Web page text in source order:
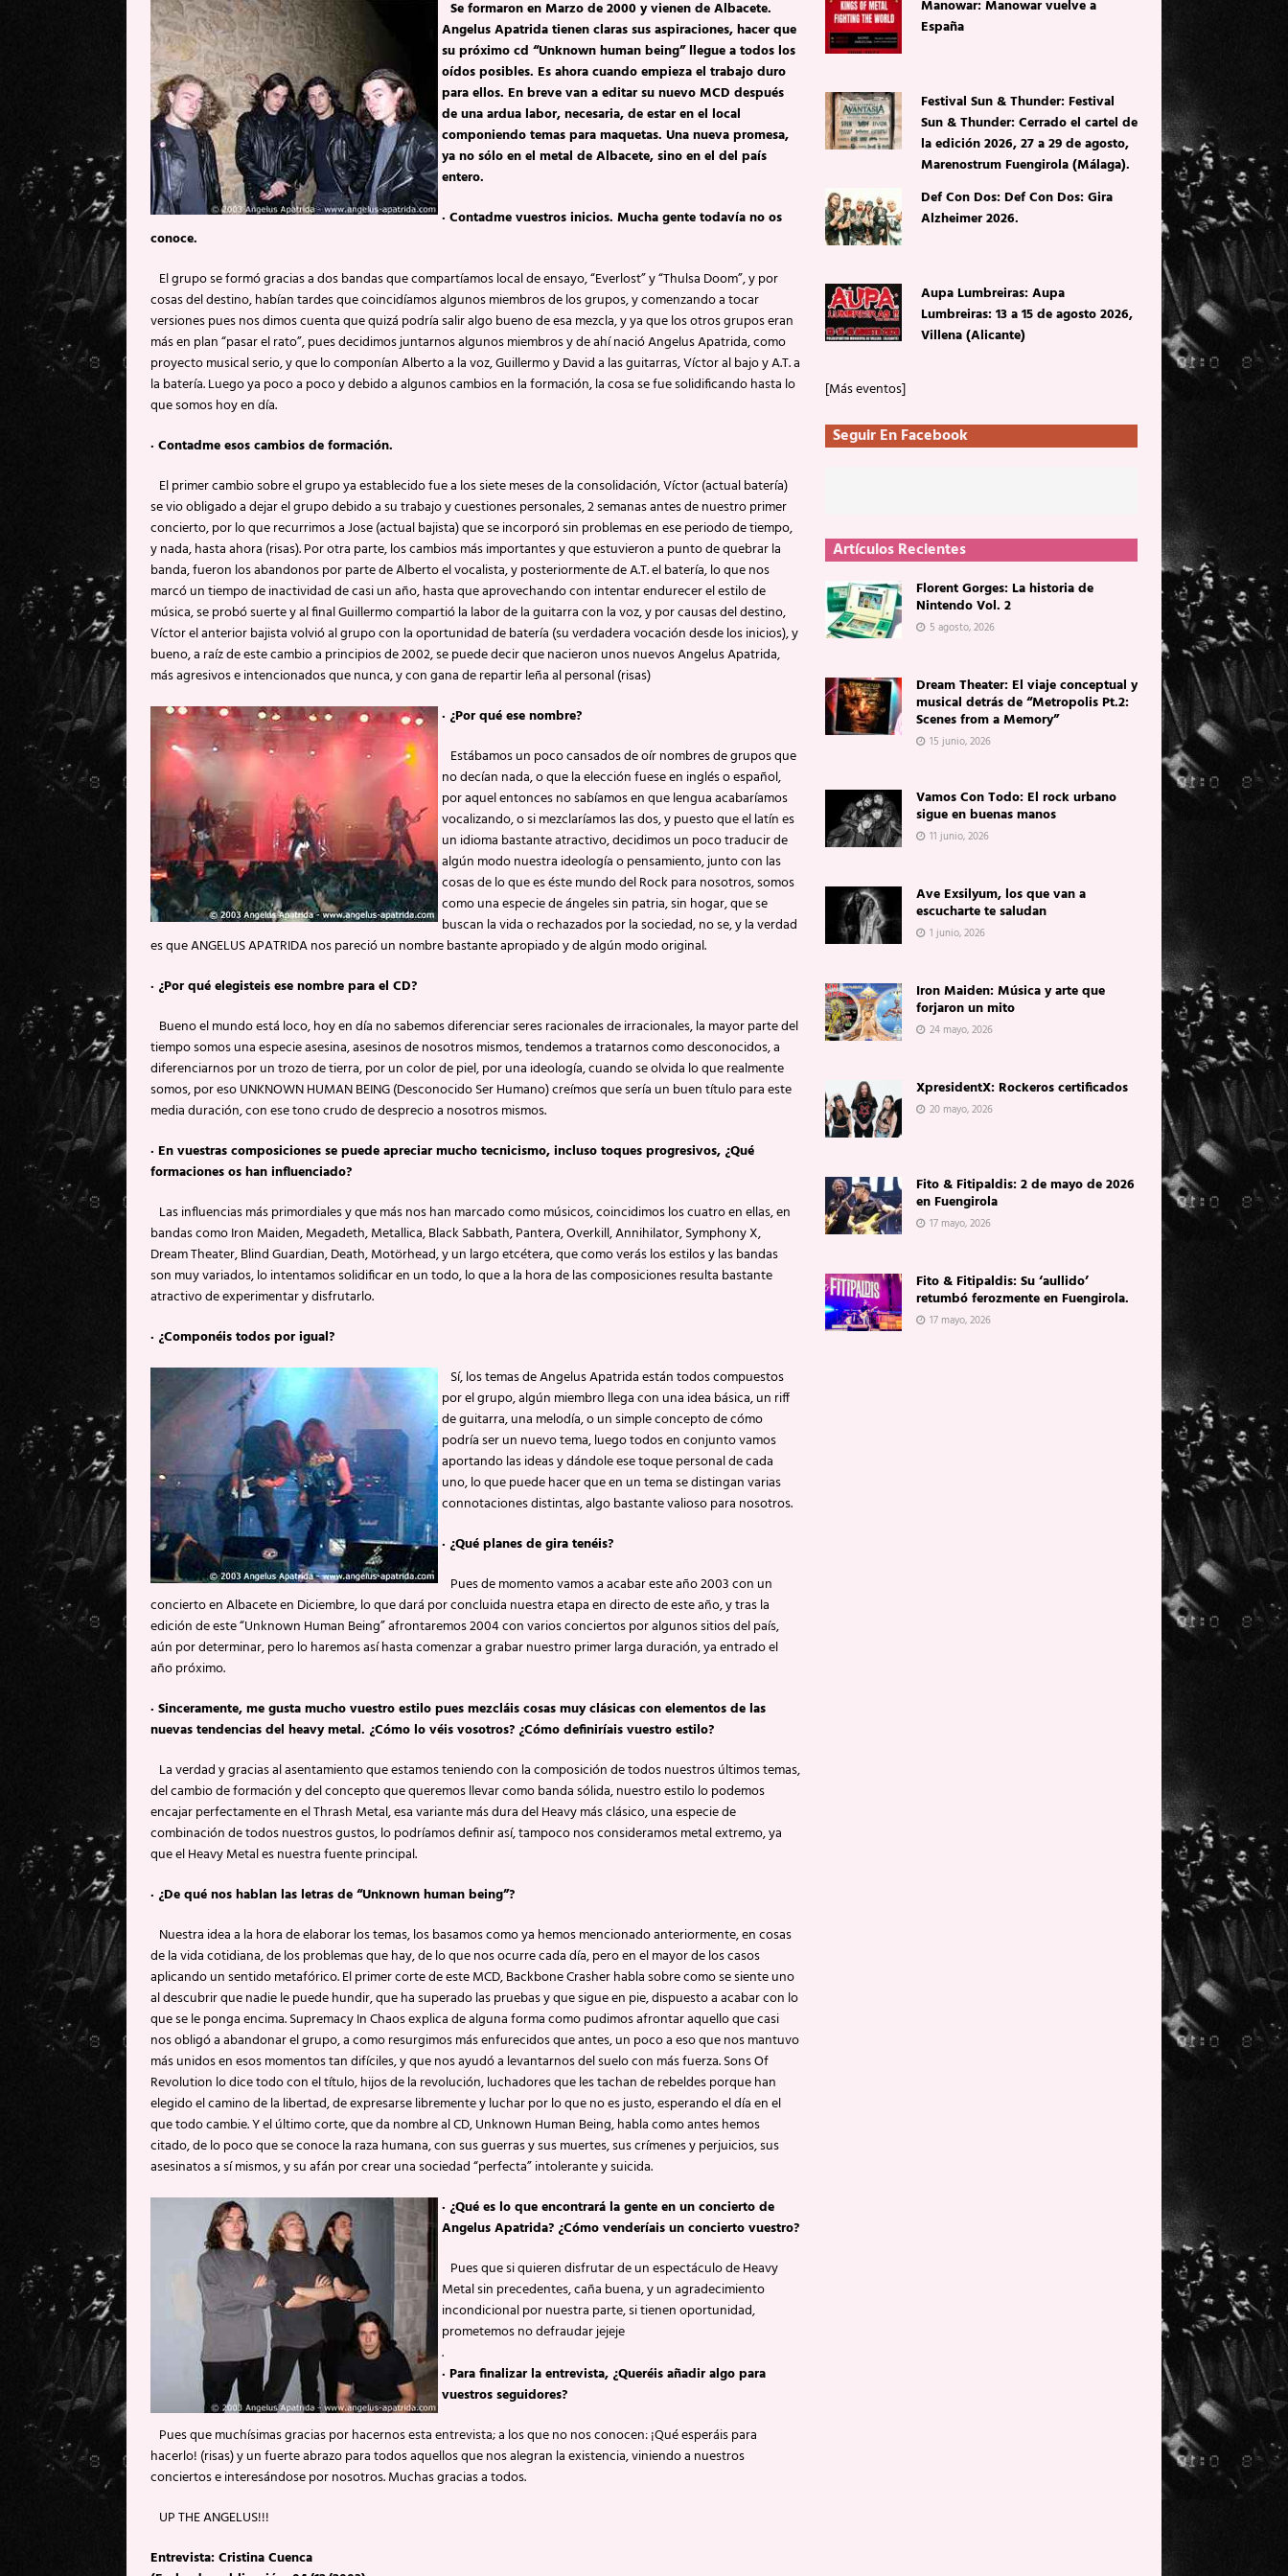
Se formaron en Marzo de 2000 y vienen de Albacete.
Angelus Apatrida tienen claras sus aspiraciones, hacer que
su próximo cd “Unknown human being” llegue a todos los
oídos posibles. Es ahora cuando empieza el trabajo duro
para ellos. En breve van a editar su nuevo MCD después
de una ardua labor, necesaria, de estar en el local
componiendo temas para maquetas. Una nueva promesa,
ya no sólo en el metal de Albacete, sino en el del país
entero.
· Contadme vuestros inicios. Mucha gente todavía no os
conoce.
El grupo se formó gracias a dos bandas que compartíamos local de ensayo, “Everlost” y “Thulsa Doom”, y por
cosas del destino, habían tardes que coincidíamos algunos miembros de los grupos, y comenzando a tocar
versiones pues nos dimos cuenta que quizá podría salir algo bueno de esa mezcla, y ya que los otros grupos eran
más en plan “pasar el rato”, pues decidimos juntarnos algunos miembros y de ahí nació Angelus Apatrida, como
proyecto musical serio, y que lo componían Alberto a la voz, Guillermo y David a las guitarras, Víctor al bajo y A.T. a
la batería. Luego ya poco a poco y debido a algunos cambios en la formación, la cosa se fue solidificando hasta lo
que somos hoy en día.
· Contadme esos cambios de formación.
El primer cambio sobre el grupo ya establecido fue a los siete meses de la consolidación, Víctor (actual batería)
se vio obligado a dejar el grupo debido a su trabajo y cuestiones personales, 2 semanas antes de nuestro primer
concierto, por lo que recurrimos a Jose (actual bajista) que se incorporó sin problemas en ese periodo de tiempo,
y nada, hasta ahora (risas). Por otra parte, los cambios más importantes y que estuvieron a punto de quebrar la
banda, fueron los abandonos por parte de Alberto el vocalista, y posteriormente de A.T. el batería, lo que nos
marcó un tiempo de inactividad de casi un año, hasta que aprovechando con intentar endurecer el estilo de
música, se probó suerte y al final Guillermo compartió la labor de la guitarra con la voz, y por causas del destino,
Víctor el anterior bajista volvió al grupo con la oportunidad de batería (su verdadera vocación desde los inicios), y
bueno, a raíz de este cambio a principios de 2002, se puede decir que nacieron unos nuevos Angelus Apatrida,
más agresivos e intencionados que nunca, y con gana de repartir leña al personal (risas)
· ¿Por qué ese nombre?
Estábamos un poco cansados de oír nombres de grupos que
no decían nada, o que la elección fuese en inglés o español,
por aquel entonces no sabíamos en que lengua acabaríamos
vocalizando, o si mezclaríamos las dos, y puesto que el latín es
un idioma bastante atractivo, decidimos un poco traducir de
algún modo nuestra ideología o pensamiento, junto con las
cosas de lo que es éste mundo del Rock para nosotros, somos
como una especie de ángeles sin patria, sin hogar, que se
buscan la vida o rechazados por la sociedad, no se, y la verdad
es que ANGELUS APATRIDA nos pareció un nombre bastante apropiado y de algún modo original.
· ¿Por qué elegisteis ese nombre para el CD?
Bueno el mundo está loco, hoy en día no sabemos diferenciar seres racionales de irracionales, la mayor parte del
tiempo somos una especie asesina, asesinos de nosotros mismos, tendemos a tratarnos como desconocidos, a
diferenciarnos por un trozo de tierra, por un color de piel, por una ideología, cuando se olvida lo que realmente
somos, por eso UNKNOWN HUMAN BEING (Desconocido Ser Humano) creímos que sería un buen título para este
media duración, con ese tono crudo de desprecio a nosotros mismos.
· En vuestras composiciones se puede apreciar mucho tecnicismo, incluso toques progresivos, ¿Qué
formaciones os han influenciado?
Las influencias más primordiales y que más nos han marcado como músicos, coincidimos los cuatro en ellas, en
bandas como Iron Maiden, Megadeth, Metallica, Black Sabbath, Pantera, Overkill, Annihilator, Symphony X,
Dream Theater, Blind Guardian, Death, Motörhead, y un largo etcétera, que como verás los estilos y las bandas
son muy variados, lo intentamos solidificar en un todo, lo que a la hora de las composiciones resulta bastante
atractivo de experimentar y disfrutarlo.
· ¿Componéis todos por igual?
Sí, los temas de Angelus Apatrida están todos compuestos
por el grupo, algún miembro llega con una idea básica, un riff
de guitarra, una melodía, o un simple concepto de cómo
podría ser un nuevo tema, luego todos en conjunto vamos
aportando las ideas y dándole ese toque personal de cada
uno, lo que puede hacer que en un tema se distingan varias
connotaciones distintas, algo bastante valioso para nosotros.
· ¿Qué planes de gira tenéis?
Pues de momento vamos a acabar este año 2003 con un
concierto en Albacete en Diciembre, lo que dará por concluida nuestra etapa en directo de este año, y tras la
edición de este “Unknown Human Being” afrontaremos 2004 con varios conciertos por algunos sitios del país,
aún por determinar, pero lo haremos así hasta comenzar a grabar nuestro primer larga duración, ya entrado el
año próximo.
· Sinceramente, me gusta mucho vuestro estilo pues mezcláis cosas muy clásicas con elementos de las
nuevas tendencias del heavy metal. ¿Cómo lo véis vosotros? ¿Cómo definiríais vuestro estilo?
La verdad y gracias al asentamiento que estamos teniendo con la composición de todos nuestros últimos temas,
del cambio de formación y del concepto que queremos llevar como banda sólida, nuestro estilo lo podemos
encajar perfectamente en el Thrash Metal, esa variante más dura del Heavy más clásico, una especie de
combinación de todos nuestros gustos, lo podríamos definir así, tampoco nos consideramos metal extremo, ya
que el Heavy Metal es nuestra fuente principal.
· ¿De qué nos hablan las letras de “Unknown human being”?
Nuestra idea a la hora de elaborar los temas, los basamos como ya hemos mencionado anteriormente, en cosas
de la vida cotidiana, de los problemas que hay, de lo que nos ocurre cada día, pero en el mayor de los casos
aplicando un sentido metafórico. El primer corte de este MCD, Backbone Crasher habla sobre como se siente uno
al descubrir que nadie le puede hundir, que ha superado las pruebas y que sigue en pie, dispuesto a acabar con lo
que se le ponga encima. Supremacy In Chaos explica de alguna forma como pudimos afrontar aquello que casi
nos obligó a abandonar el grupo, a como resurgimos más enfurecidos que antes, un poco a eso que nos mantuvo
más unidos en esos momentos tan difíciles, y que nos ayudó a levantarnos del suelo con más fuerza. Sons Of
Revolution lo dice todo con el título, hijos de la revolución, luchadores que les tachan de rebeldes porque han
elegido el camino de la libertad, de expresarse libremente y luchar por lo que no es justo, esperando el día en el
que todo cambie. Y el último corte, que da nombre al CD, Unknown Human Being, habla como antes hemos
citado, de lo poco que se conoce la raza humana, con sus guerras y sus muertes, sus crímenes y perjuicios, sus
asesinatos a sí mismos, y su afán por crear una sociedad “perfecta” intolerante y suicida.
· ¿Qué es lo que encontrará la gente en un concierto de
Angelus Apatrida? ¿Cómo venderíais un concierto vuestro?
Pues que si quieren disfrutar de un espectáculo de Heavy
Metal sin precedentes, caña buena, y un agradecimiento
incondicional por nuestra parte, si tienen oportunidad,
prometemos no defraudar jejeje
.
· Para finalizar la entrevista, ¿Queréis añadir algo para
vuestros seguidores?
Pues que muchísimas gracias por hacernos esta entrevista; a los que no nos conocen: ¡Qué esperáis para
hacerlo! (risas) y un fuerte abrazo para todos aquellos que nos alegran la existencia, viniendo a nuestros
conciertos e interesándose por nosotros. Muchas gracias a todos.
UP THE ANGELUS!!!
Entrevista: Cristina Cuenca
Manowar: Manowar vuelve a
España
Festival Sun & Thunder: Festival
Sun & Thunder: Cerrado el cartel de
la edición 2026, 27 a 29 de agosto,
Marenostrum Fuengirola (Málaga).
Def Con Dos: Def Con Dos: Gira
Alzheimer 2026.
Aupa Lumbreiras: Aupa
Lumbreiras: 13 a 15 de agosto 2026,
Villena (Alicante)
[Más eventos]
Seguir En Facebook
Artículos Recientes
Florent Gorges: La historia de
Nintendo Vol. 2
5 agosto, 2026
Dream Theater: El viaje conceptual y
musical detrás de “Metropolis Pt.2:
Scenes from a Memory”
15 junio, 2026
Vamos Con Todo: El rock urbano
sigue en buenas manos
11 junio, 2026
Ave Exsilyum, los que van a
escucharte te saludan
1 junio, 2026
Iron Maiden: Música y arte que
forjaron un mito
24 mayo, 2026
XpresidentX: Rockeros certificados
20 mayo, 2026
Fito & Fitipaldis: 2 de mayo de 2026
en Fuengirola
17 mayo, 2026
Fito & Fitipaldis: Su ‘aullido’
retumbó ferozmente en Fuengirola.
17 mayo, 2026